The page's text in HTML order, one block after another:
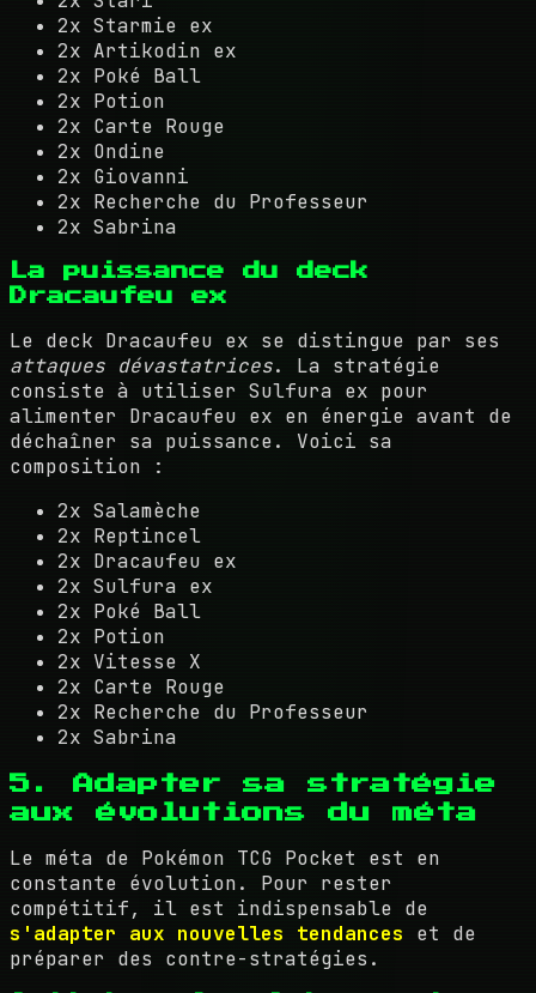
2x Starmie ex
2x Artikodin ex
2x Poké Ball
2x Potion
2x Carte Rouge
2x Ondine
2x Giovanni
2x Recherche du Professeur
2x Sabrina
La puissance du deck
Dracaufeu ex
Le deck Dracaufeu ex se distingue par ses
attaques dévastatrices. La stratégie
consiste à utiliser Sulfura ex pour
alimenter Dracaufeu ex en énergie avant de
déchaîner sa puissance. Voici sa
composition :
2x Salamèche
2x Reptincel
2x Dracaufeu ex
2x Sulfura ex
2x Poké Ball
2x Potion
2x Vitesse X
2x Carte Rouge
2x Recherche du Professeur
2x Sabrina
5. Adapter sa stratégie
aux évolutions du méta
Le méta de Pokémon TCG Pocket est en
constante évolution. Pour rester
compétitif, il est indispensable de
s'adapter aux nouvelles tendances et de
préparer des contre-stratégies.